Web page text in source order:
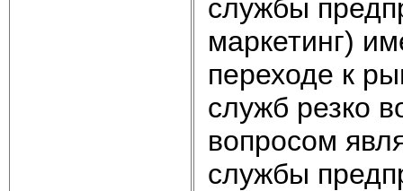
службы
маркетинг)
переходе к
служб резко
вопросом
службы